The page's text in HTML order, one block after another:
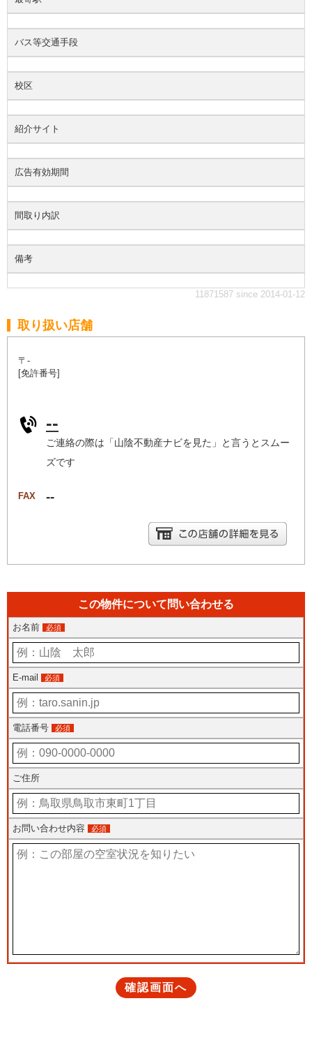
バス等交通手段
校区
紹介サイト
広告有効期間
間取り内訳
備考
11871587 since 2014-01-12
取り扱い店舗
〒-
[免許番号]
--
ご連絡の際は「山陰不動産ナビを見た」と言うとスムー
ズです
FAX --